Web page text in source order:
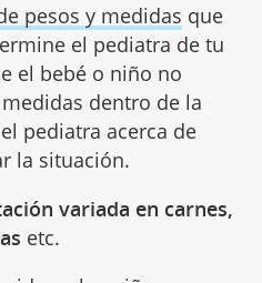
pesos y medidas que
el pediatra de tu
el bebé o niño no
dentro de la
pediatra acerca de
la situación.
variada en carnes,
etc.